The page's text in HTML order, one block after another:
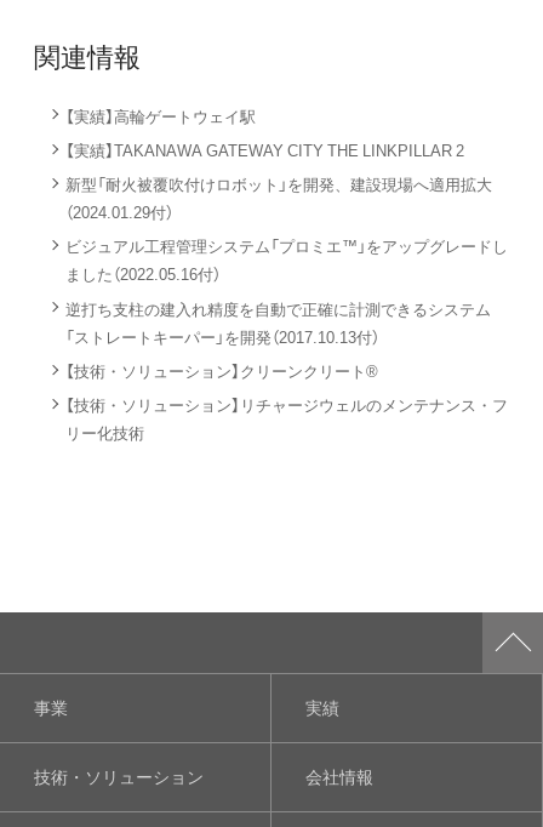
関連情報
【実績】高輪ゲートウェイ駅
【実績】TAKANAWA GATEWAY CITY THE LINKPILLAR 2
新型「耐火被覆吹付けロボット」を開発、建設現場へ適用拡大
（2024.01.29付）
ビジュアル工程管理システム「プロミエ™」をアップグレードし
ました（2022.05.16付）
逆打ち支柱の建入れ精度を自動で正確に計測できるシステム
「ストレートキーパー」を開発（2017.10.13付）
【技術・ソリューション】クリーンクリート®
【技術・ソリューション】リチャージウェルのメンテナンス・フ
リー化技術
事業 実績
技術・ソリューション 会社情報